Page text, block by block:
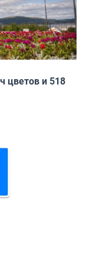
цветов и 518